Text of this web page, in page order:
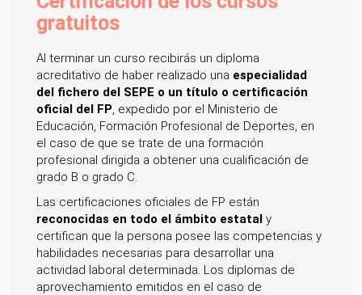
gratuitos
Al terminar un curso recibirás un diploma
acreditativo de haber realizado una especialidad
del fichero del SEPE o un título o certificación
oficial del FP, expedido por el Ministerio de
Educación, Formación Profesional de Deportes, en
el caso de que se trate de una formación
profesional dirigida a obtener una cualificación de
grado B o grado C.
Las certificaciones oficiales de FP están
reconocidas en todo el ámbito estatal y
certifican que la persona posee las competencias y
habilidades necesarias para desarrollar una
actividad laboral determinada. Los diplomas de
aprovechamiento emitidos en el caso de